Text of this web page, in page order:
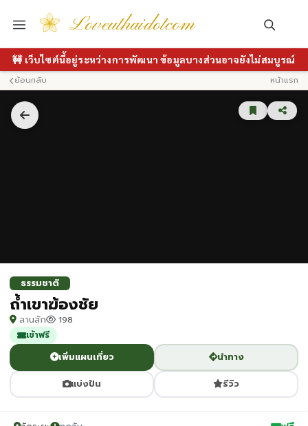
🚧 เว็บไซต์นี้อยู่ระหว่างการพัฒนา ข้อมูลบางส่วนอาจยังไม่สมบูรณ์
Loveuthaidotcom
ย้อนกลับ หน้าแรก
ธรรมชาติ
ถ้ำเขาฆ้องชัย
ลานสัก 198
เข้าฟรี
เพิ่มแผนเที่ยว นำทาง
แบ่งปัน รีวิว